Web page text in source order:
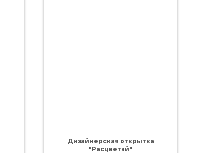
Дизайнерская открытка
"Расцветай"